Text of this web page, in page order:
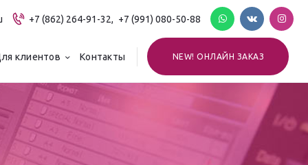
+7 (862) 264-91-32, +7 (991) 080-50-88
клиентов Контакты NEW! ОНЛАЙН ЗАКАЗ